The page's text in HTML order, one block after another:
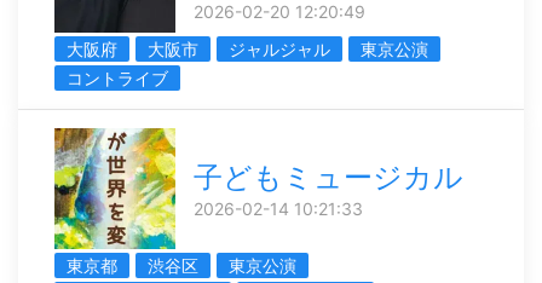
2026-02-20 12:20:49
大阪府
大阪市 ジャルジャル
東京公演
コントライブ
子どもミュージカル
2026-02-14 10:21:33
東京都 渋谷区
東京公演